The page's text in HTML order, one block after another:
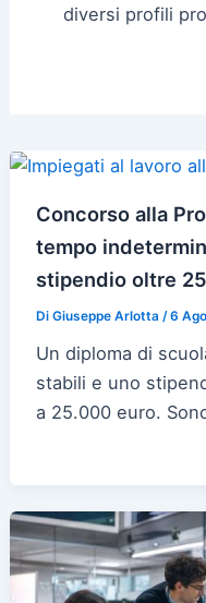
diversi profili
Concorso alla
tempo
stipendio oltre
DiGiuseppe Arlotta /6
Un diploma di
stabili e uno
a 25.000 euro.